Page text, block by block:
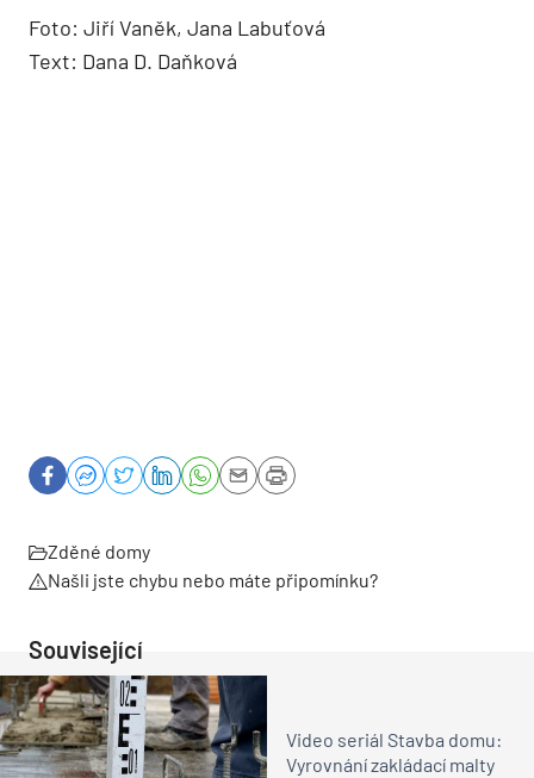
Foto: Jiří Vaněk, Jana Labuťová
Text: Dana D. Daňková
Zděné domy
Našli jste chybu nebo máte připomínku?
Související
Video seriál Stavba domu:
Vyrovnání zakládací malty